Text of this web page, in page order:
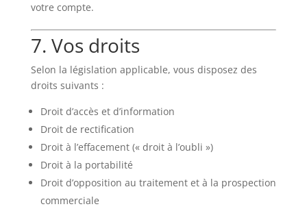
votre compte.
7. Vos droits
Selon la législation applicable, vous disposez des
droits suivants :
Droit d’accès et d’information
Droit de rectification
Droit à l’effacement (« droit à l’oubli »)
Droit à la portabilité
Droit d’opposition au traitement et à la prospection
commerciale